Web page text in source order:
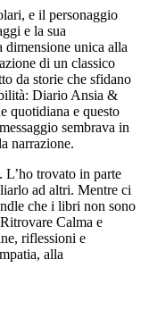
e il personaggio
e la sua
dimensione unica alla
di un classico
da storie che sfidano
Diario Ansia &
quotidiana e questo
sembrava in
narrazione.
L’ho trovato in parte
ad altri. Mentre ci
che i libri non sono
Calma e
riflessioni e
alla